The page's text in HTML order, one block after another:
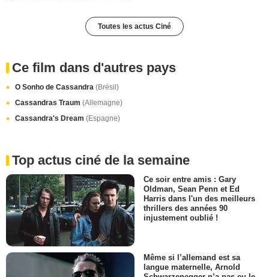
Toutes les actus Ciné
Ce film dans d'autres pays
O Sonho de Cassandra (Brésil)
Cassandras Traum (Allemagne)
Cassandra's Dream (Espagne)
Top actus ciné de la semaine
Ce soir entre amis : Gary
Oldman, Sean Penn et Ed
Harris dans l'un des meilleurs
thrillers des années 90
injustement oublié !
Même si l’allemand est sa
langue maternelle, Arnold